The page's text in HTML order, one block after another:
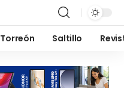
Torreón Saltillo